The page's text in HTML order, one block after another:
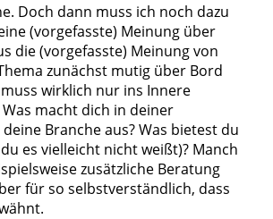
Doch dann muss ich noch dazu
(vorgefasste) Meinung über
die (vorgefasste) Meinung von
zunächst mutig über Bord
wirklich nur ins Innere
macht dich in deiner
Branche aus? Was bietest du
es vielleicht nicht weißt)? Manch
zusätzliche Beratung
für so selbstverständlich, dass